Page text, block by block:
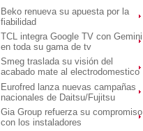
Beko renueva su apuesta por la
fiabilidad
TCL integra Google TV con Gemini
en toda su gama de tv
Smeg traslada su visión del
acabado mate al electrodomestico
Eurofred lanza nuevas campañas
nacionales de Daitsu/Fujitsu
Gia Group refuerza su compromiso
con los instaladores